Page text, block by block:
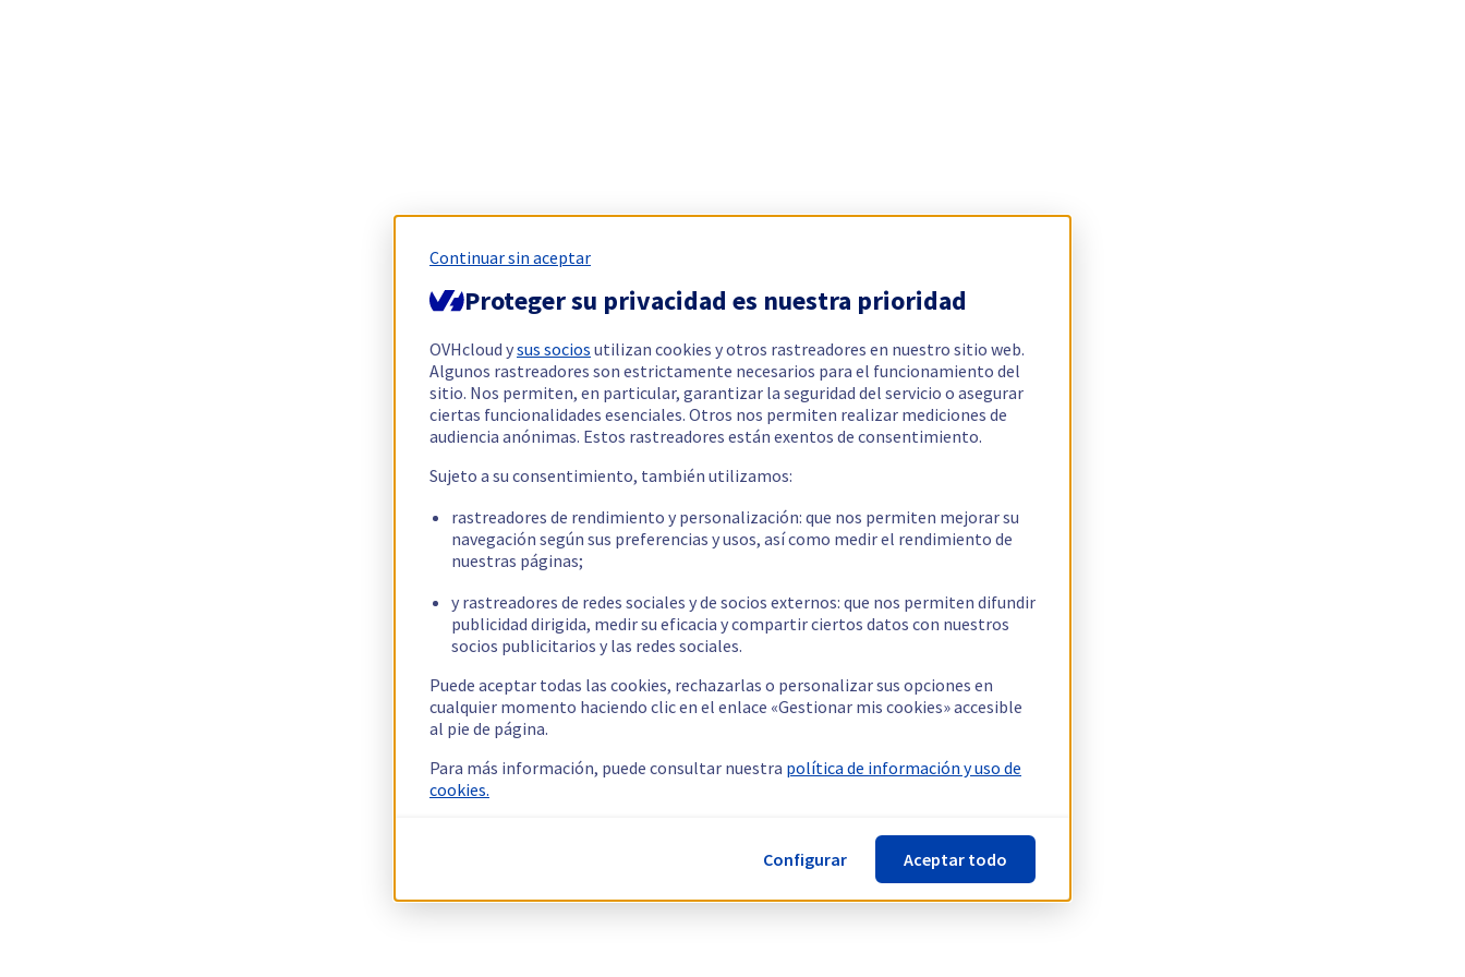
Continuar sin aceptar
Proteger su privacidad es nuestra prioridad
OVHcloud ysus socios utilizan cookies y otros rastreadores en nuestro sitio web.
Algunos rastreadores son estrictamente necesarios para el funcionamiento del
sitio. Nos permiten, en particular, garantizar la seguridad del servicio o asegurar
ciertas funcionalidades esenciales. Otros nos permiten realizar mediciones de
audiencia anónimas. Estos rastreadores están exentos de consentimiento.
Sujeto a su consentimiento, también utilizamos:
rastreadores de rendimiento y personalización: que nos permiten mejorar su
navegación según sus preferencias y usos, así como medir el rendimiento de
nuestras páginas;
y rastreadores de redes sociales y de socios externos: que nos permiten difundir
publicidad dirigida, medir su eficacia y compartir ciertos datos con nuestros
socios publicitarios y las redes sociales.
Puede aceptar todas las cookies, rechazarlas o personalizar sus opciones en
cualquier momento haciendo clic en el enlace «Gestionar mis cookies» accesible
al pie de página.
Para más información, puede consultar nuestra política de información y uso de
cookies.
Configurar Aceptar todo